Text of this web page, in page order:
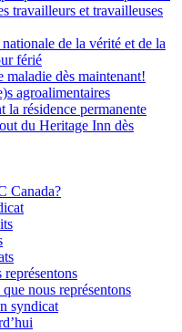
travailleurs et travailleuses
de la vérité et de la
férié
maladie dès maintenant!
agroalimentaires
la résidence permanente
du Heritage Inn dès
Canada?
nous représentons
syndicat